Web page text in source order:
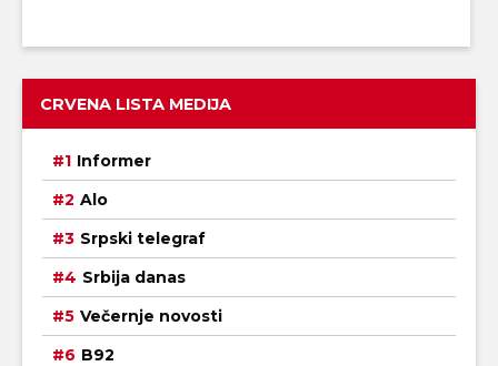
CRVENA LISTA MEDIJA
Informer
Alo
Srpski telegraf
Srbija danas
Večernje novosti
B92